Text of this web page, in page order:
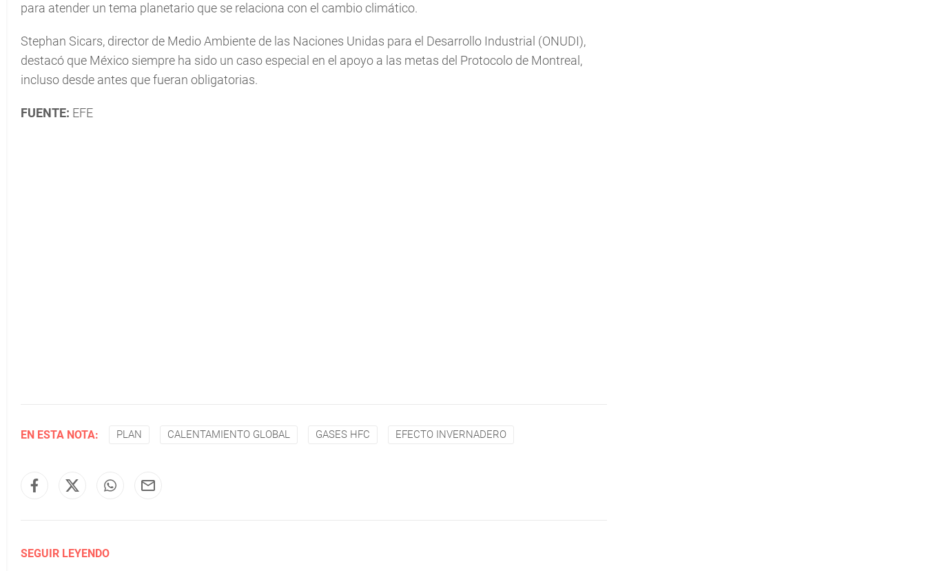
para atender un tema planetario que se relaciona con el cambio climático.
Stephan Sicars, director de Medio Ambiente de las Naciones Unidas para el Desarrollo Industrial (ONUDI),
destacó que México siempre ha sido un caso especial en el apoyo a las metas del Protocolo de Montreal,
incluso desde antes que fueran obligatorias.
FUENTE: EFE
EN ESTA NOTA: PLAN CALENTAMIENTO GLOBAL GASES HFC EFECTO INVERNADERO
SEGUIR LEYENDO